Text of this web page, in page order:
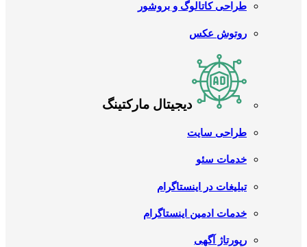
طراحی کاتالوگ و بروشور
روتوش عکس
دیجیتال مارکتینگ
طراحی سایت
خدمات سئو
تبلیغات در اینستاگرام
خدمات ادمین اینستاگرام
رپورتاژ آگهی